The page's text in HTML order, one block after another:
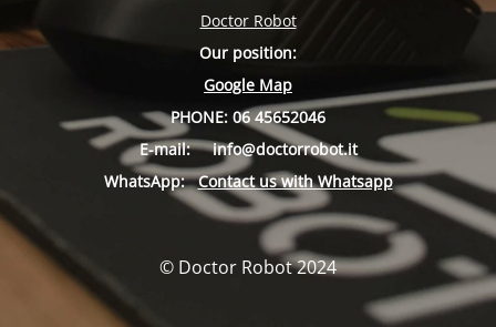
Doctor Robot
Our position:
Google Map
PHONE: 06 45652046
E-mail:
info@doctorrobot.it
WhatsApp: Contact us with Whatsapp
© Doctor Robot 2024